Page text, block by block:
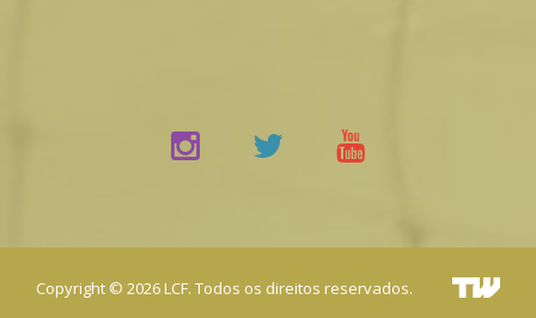
Copyright © 2026 LCF. Todos os direitos reservados.